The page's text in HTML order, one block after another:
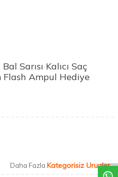
Sarısı Kalıcı Saç
Flash Ampul Hediye
Daha Fazla Kategorisiz Urunler